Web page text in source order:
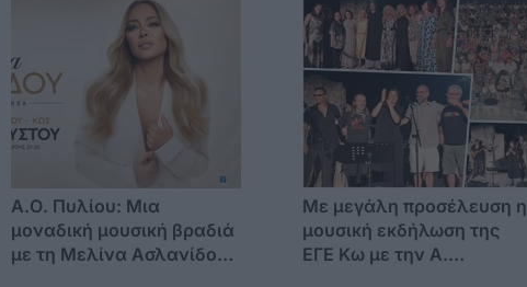
επιχειρηματικότητας
Α.Ο. Πυλίου: Μια
μοναδική μουσική βραδιά
με τη Μελίνα Ασλανίδου
Με μεγάλη προσέλευση η
μουσική εκδήλωση της
ΕΓΕ Κω με την Α.